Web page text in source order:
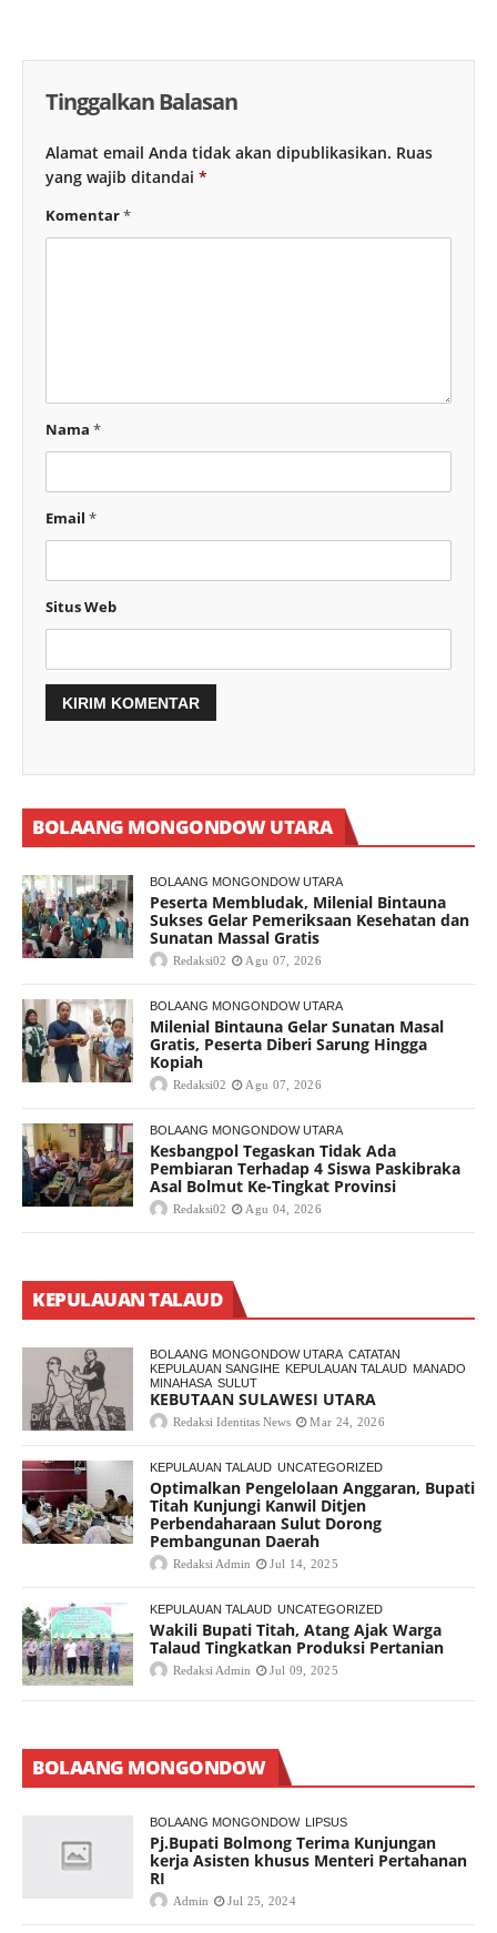
Tinggalkan Balasan
Alamat email Anda tidak akan dipublikasikan. Ruas
yang wajib ditandai *
Komentar*
Nama *
Email *
Situs Web
BOLAANG MONGONDOW UTARA
BOLAANG MONGONDOW UTARA
Peserta Membludak, Milenial Bintauna
Sukses Gelar Pemeriksaan Kesehatan dan
Sunatan Massal Gratis
Redaksi02 Agu 07, 2026
BOLAANG MONGONDOW UTARA
Milenial Bintauna Gelar Sunatan Masal
Gratis, Peserta Diberi Sarung Hingga
Kopiah
Redaksi02 Agu 07, 2026
BOLAANG MONGONDOW UTARA
Kesbangpol Tegaskan Tidak Ada
Pembiaran Terhadap 4 Siswa Paskibraka
Asal Bolmut Ke-Tingkat Provinsi
Redaksi02 Agu 04, 2026
KEPULAUAN TALAUD
BOLAANG MONGONDOW UTARA CATATAN
KEPULAUAN SANGIHE KEPULAUAN TALAUD MANADO
MINAHASA SULUT
KEBUTAAN SULAWESI UTARA
Redaksi Identitas News Mar 24, 2026
KEPULAUAN TALAUD UNCATEGORIZED
Optimalkan Pengelolaan Anggaran, Bupati
Titah Kunjungi Kanwil Ditjen
Perbendaharaan Sulut Dorong
Pembangunan Daerah
Redaksi Admin Jul 14, 2025
KEPULAUAN TALAUD UNCATEGORIZED
Wakili Bupati Titah, Atang Ajak Warga
Talaud Tingkatkan Produksi Pertanian
Redaksi Admin Jul 09, 2025
BOLAANG MONGONDOW
BOLAANG MONGONDOW LIPSUS
Pj.Bupati Bolmong Terima Kunjungan
kerja Asisten khusus Menteri Pertahanan
RI
Admin Jul 25, 2024